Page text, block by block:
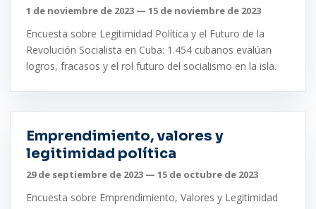
1 de noviembre de 2023 — 15 de noviembre de 2023
Encuesta sobre Legitimidad Política y el Futuro de la
Revolución Socialista en Cuba: 1.454 cubanos evalúan
logros, fracasos y el rol futuro del socialismo en la isla.
Emprendimiento, valores y
legitimidad política
29 de septiembre de 2023 — 15 de octubre de 2023
Encuesta sobre Emprendimiento, Valores y Legitimidad